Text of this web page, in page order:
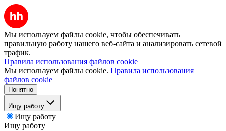
Мы используем файлы cookie, чтобы обеспечивать
правильную работу нашего веб-сайта и анализировать сетевой
трафик.
Правила использования файлов cookie
Мы используем файлы cookie. Правила использования
файлов cookie
Понятно
Ищу работу
Ищу работу
Ищу работу